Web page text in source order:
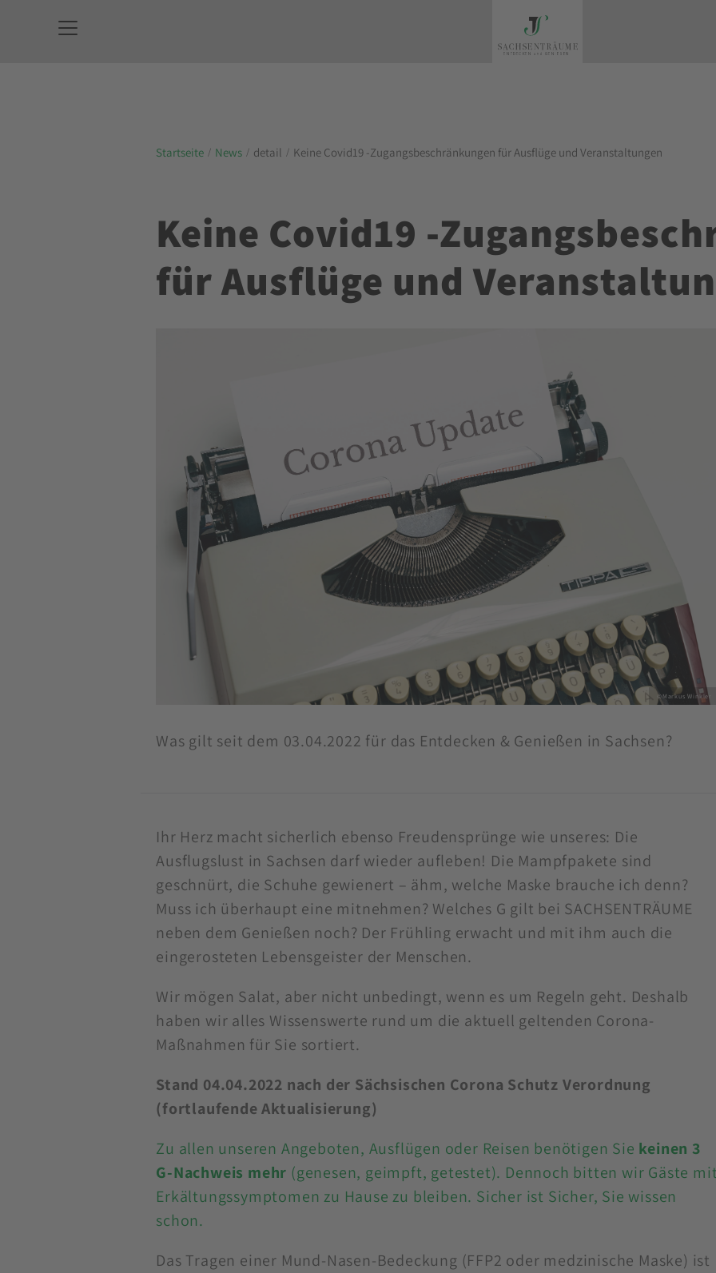
Startseite News detail Keine Covid19 -Zugangsbeschränkungen für Ausflüge und Veranstaltungen
Keine Covid19 -
für Ausflüge und
©Markus Winkler
Was gilt seit dem 03.04.2022 für das Entdecken & Genießen in Sachsen?
Ihr Herz macht sicherlich ebenso Freudensprünge wie unseres: Die
Ausflugslust in Sachsen darf wieder aufleben! Die Mampfpakete sind
geschnürt, die Schuhe gewienert – ähm, welche Maske brauche ich denn?
Muss ich überhaupt eine mitnehmen? Welches G gilt bei SACHSENTRÄUME
neben dem Genießen noch? Der Frühling erwacht und mit ihm auch die
eingerosteten Lebensgeister der Menschen.
Wir mögen Salat, aber nicht unbedingt, wenn es um Regeln geht. Deshalb
haben wir alles Wissenswerte rund um die aktuell geltenden Corona-
Maßnahmen für Sie sortiert.
Stand 04.04.2022 nach der Sächsischen Corona Schutz Verordnung
(fortlaufende Aktualisierung)
Zu allen unseren Angeboten, Ausflügen oder Reisen benötigen Sie keinen 3
G-Nachweis mehr (genesen, geimpft, getestet). Dennoch bitten wir Gäste
Erkältungssymptomen zu Hause zu bleiben. Sicher ist Sicher, Sie wissen
schon.
Das Tragen einer Mund-Nasen-Bedeckung (FFP2 oder medzinische Maske) ist